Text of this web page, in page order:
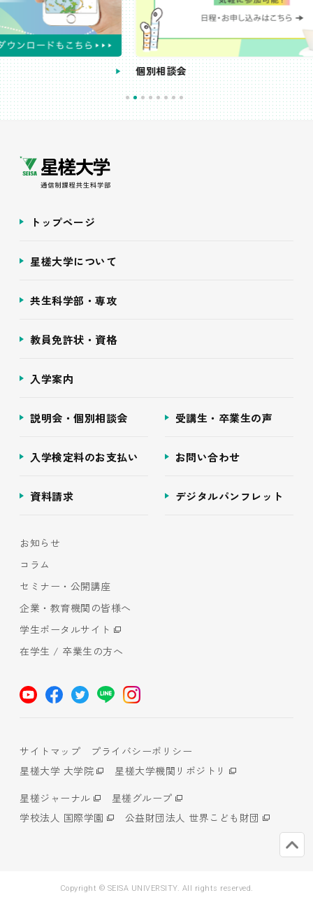
個別相談会
トップページ
星槎大学について
共生科学部・専攻
教員免許状・資格
入学案内
説明会・個別相談会 受講生・卒業生の声
入学検定料のお支払い お問い合わせ
資料請求 デジタルパンフレット
お知らせ
コラム
セミナー・公開講座
企業・教育機関の皆様へ
学生ポータルサイト
在学生 / 卒業生の方へ
サイトマップ
プライバシーポリシー
星槎大学 大学院
星槎大学機関リポジトリ
星槎ジャーナル
星槎グループ
学校法人 国際学園
公益財団法人 世界こども財団
Copyright © SEISA UNIVERSITY. All rights reserved.